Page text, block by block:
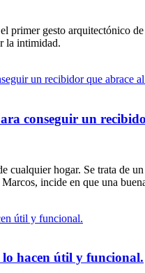
primer gesto arquitectónico
la intimidad.
conseguir un
cualquier hogar. Se trata de
incide en que una
lo hacen útil y funcional.